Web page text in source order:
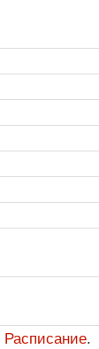
Расписание.